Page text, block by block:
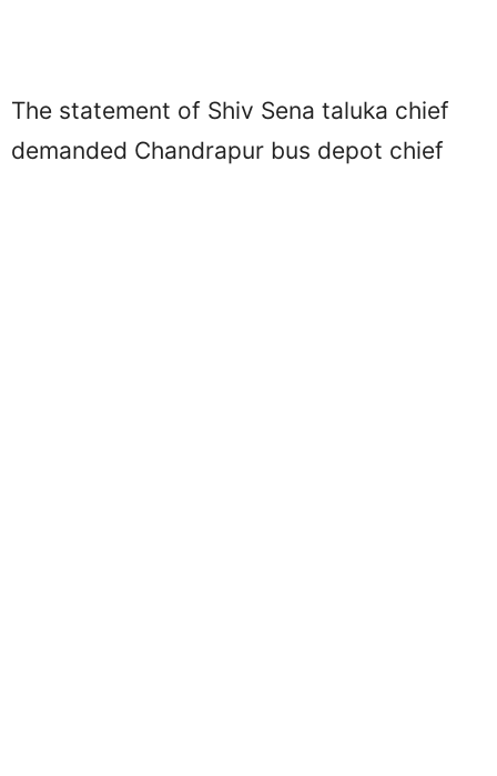
The statement of Shiv Sena taluka chief
demanded Chandrapur bus depot chief